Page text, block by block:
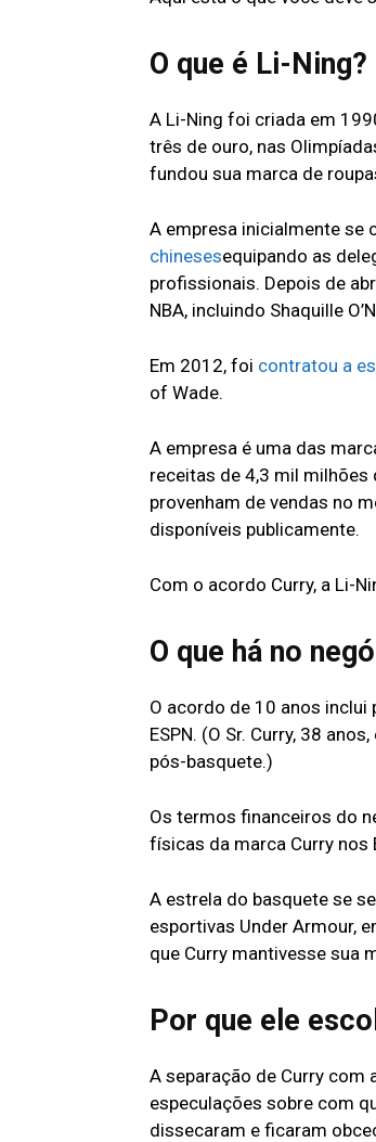
O que é Li-Ning?
A Li-Ning foi criada em
três de ouro, nas
fundou sua marca de
A empresa inicialmente se
chinesesequipando as
profissionais. Depois de
NBA, incluindo Shaquille
Em 2012, foi contratou a
of Wade.
A empresa é uma das
receitas de 4,3 mil
provenham de vendas no
disponíveis publicamente.
Com o acordo Curry, a Li-
O que há no
O acordo de 10 anos
ESPN. (O Sr. Curry, 38
pós-basquete.)
Os termos financeiros do
físicas da marca Curry nos
A estrela do basquete se
esportivas Under Armour,
que Curry mantivesse sua
Por que ele
A separação de Curry com
especulações sobre com
dissecaram e ficaram